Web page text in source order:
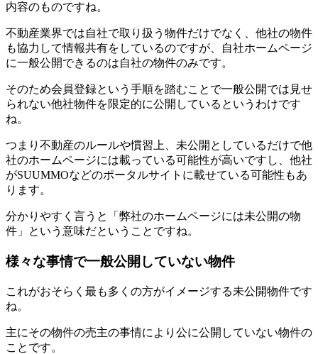
内容のものですね。
不動産業界では自社で取り扱う物件だけでなく、他社の物件
も協力して情報共有をしているのですが、自社ホームページ
に一般公開できるのは自社の物件のみです。
そのため会員登録という手順を踏むことで一般公開では見せ
られない他社物件を限定的に公開しているというわけです
ね。
つまり不動産のルールや慣習上、未公開としているだけで他
社のホームページには載っている可能性が高いですし、他社
がSUUMMOなどのポータルサイトに載せている可能性もあ
ります。
分かりやすく言うと「弊社のホームページには未公開の物
件」という意味だということですね。
様々な事情で一般公開していない物件
これがおそらく最も多くの方がイメージする未公開物件です
ね。
主にその物件の売主の事情により公に公開していない物件の
ことです。